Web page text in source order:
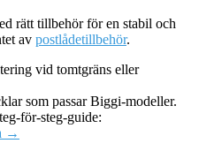
rätt tillbehör för en stabil och
av postlådetillbehör.
vid tomtgräns eller
som passar Biggi‑modeller.
→